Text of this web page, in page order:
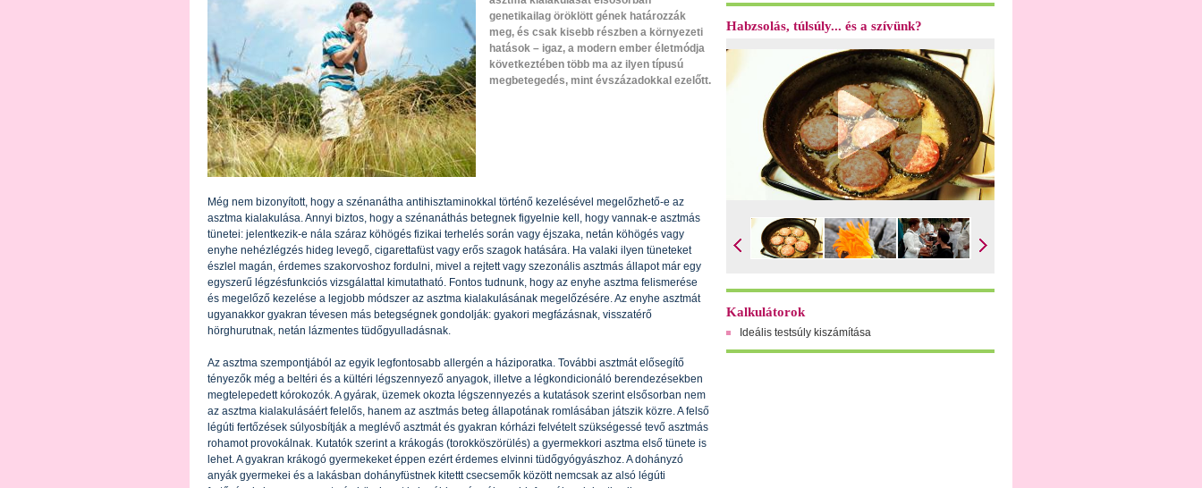
genetikailag öröklött gének határozzák
meg, és csak kisebb részben a környezeti
hatások – igaz, a modern ember életmódja
következtében több ma az ilyen típusú
megbetegedés, mint évszázadokkal ezelőtt.
Még nem bizonyított, hogy a szénanátha antihisztaminokkal történő kezelésével megelőzhető-e az
asztma kialakulása. Annyi biztos, hogy a szénanáthás betegnek figyelnie kell, hogy vannak-e asztmás
tünetei: jelentkezik-e nála száraz köhögés fizikai terhelés során vagy éjszaka, netán köhögés vagy
enyhe nehézlégzés hideg levegő, cigarettafüst vagy erős szagok hatására. Ha valaki ilyen tüneteket
észlel magán, érdemes szakorvoshoz fordulni, mivel a rejtett vagy szezonális asztmás állapot már egy
egyszerű légzésfunkciós vizsgálattal kimutatható. Fontos tudnunk, hogy az enyhe asztma felismerése
és megelőző kezelése a legjobb módszer az asztma kialakulásának megelőzésére. Az enyhe asztmát
ugyanakkor gyakran tévesen más betegségnek gondolják: gyakori megfázásnak, visszatérő
hörghurutnak, netán lázmentes tüdőgyulladásnak.
Az asztma szempontjából az egyik legfontosabb allergén a háziporatka. További asztmát elősegítő
tényezők még a beltéri és a kültéri légszennyező anyagok, illetve a légkondicionáló berendezésekben
megtelepedett kórokozók. A gyárak, üzemek okozta légszennyezés a kutatások szerint elsősorban nem
az asztma kialakulásáért felelős, hanem az asztmás beteg állapotának romlásában játszik közre. A felső
légúti fertőzések súlyosbítják a meglévő asztmát és gyakran kórházi felvételt szükségessé tevő asztmás
rohamot provokálnak. Kutatók szerint a krákogás (torokköszörülés) a gyermekkori asztma első tünete is
lehet. A gyakran krákogó gyermekeket éppen ezért érdemes elvinni tüdőgyógyászhoz. A dohányzó
anyák gyermekei és a lakásban dohányfüstnek kitettt csecsemők között nemcsak az alsó légúti
Habzsolás, túlsúly... és a szívünk?
Kalkulátorok
Ideális testsúly kiszámítása